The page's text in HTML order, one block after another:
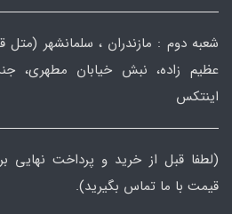
عظیم زاده، نبش خیابان مطهری،
اینتکس
(لطفا قبل از خرید و پرداخت نهایی
قیمت با ما تماس بگیرید).